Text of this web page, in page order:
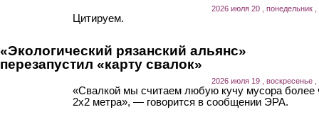
2026 июля 20 , понедельник ,
Цитируем.
«Экологический рязанский альянс»
перезапустил «карту свалок»
2026 июля 19 , воскресенье ,
«Свалкой мы считаем любую кучу мусора более
2х2 метра», — говорится в сообщении ЭРА.